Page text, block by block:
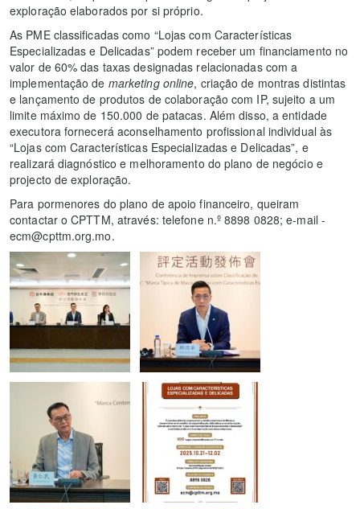
exploração elaborados por si próprio.
As PME classificadas como “Lojas com Características
Especializadas e Delicadas” podem receber um financiamento no
valor de 60% das taxas designadas relacionadas com a
implementação de marketing online, criação de montras distintas
e lançamento de produtos de colaboração com IP, sujeito a um
limite máximo de 150.000 de patacas. Além disso, a entidade
executora fornecerá aconselhamento profissional individual às
“Lojas com Características Especializadas e Delicadas”, e
realizará diagnóstico e melhoramento do plano de negócio e
projecto de exploração.
Para pormenores do plano de apoio financeiro, queiram
contactar o CPTTM, através: telefone n.º 8898 0828; e-mail -
ecm@cpttm.org.mo.